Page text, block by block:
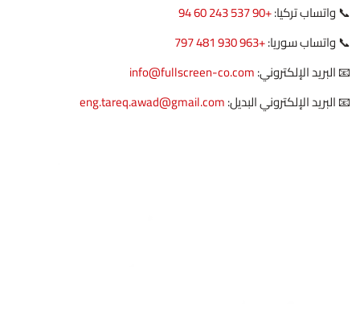
📞 واتساب تركيا:+90 537 243 60 94
📞 واتساب سوريا:+963 930 481 797
📧 البريد الإلكتروني:info@fullscreen-co.com
📧 البريد الإلكتروني البديل:eng.tareq.awad@gmail.com